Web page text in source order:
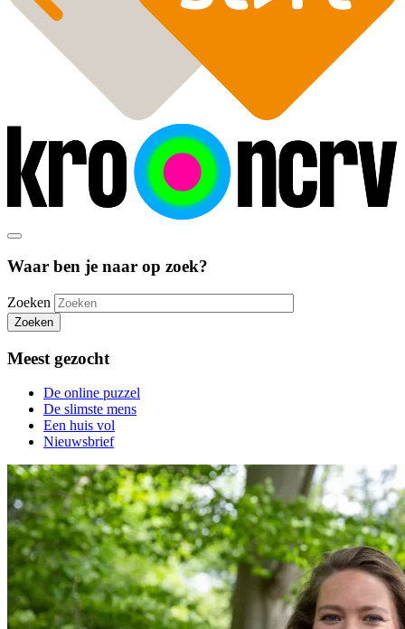
Waar ben je naar op zoek?
Zoeken
Zoeken
Meest gezocht
De online puzzel
De slimste mens
Een huis vol
Nieuwsbrief